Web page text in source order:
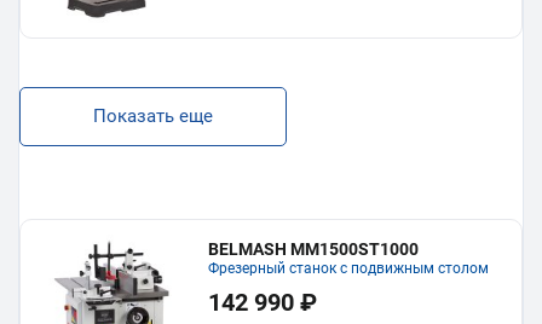
Показать еще
BELMASH MM1500ST1000
Фрезерный станок с подвижным столом
142 990 ₽